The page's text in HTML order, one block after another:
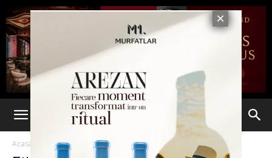
Acasă Etichete Ciupercarie